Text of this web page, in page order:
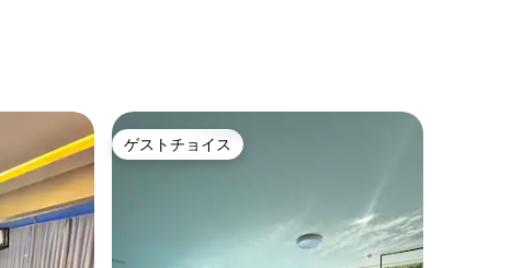
ゲストチョイス
ゲストチョイス